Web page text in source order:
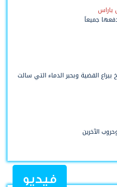
باراس
جميعاً
بيراع القضية وبحبر الدماء التي سالت
الآخرين
فيديو